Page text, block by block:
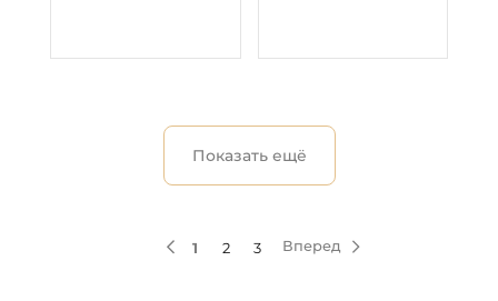
Показать ещё
1 2 3 Вперед